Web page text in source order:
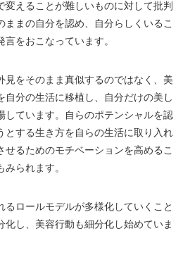
変えることが難しいものに対して批判
ままの自分を認め、自分らしくいるこ
をおこなっています。
見をそのまま真似するのではなく、美
自分の生活に移植し、自分だけの美し
しています。自らのポテンシャルを認
とする生き方を自らの生活に取り入れ
せるためのモチベーションを高めるこ
られます。
るロールモデルが多様化していくこと
化し、美容行動も細分化し始めていま